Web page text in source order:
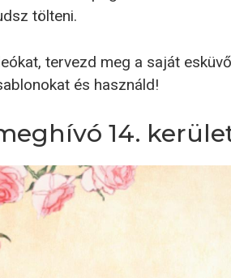
tölteni.
tervezd meg a saját
és használd!
14.